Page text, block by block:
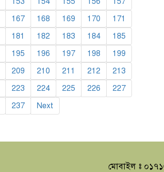
167 168 169 170
171
181 182 183 184
185
195 196 197 198
199
209 210 211 212
213
223 224 225 226
227
237 Next
মোবাইল ঃ